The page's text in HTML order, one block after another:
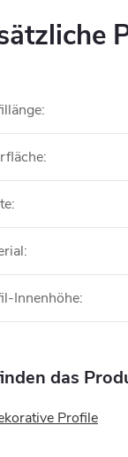
:
:
:
:
Innenhöhe:
das
Profile